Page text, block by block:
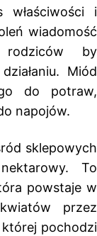
właściwości i
wiadomość
by
Miód
do potraw,
napojów.
sklepowych
To
powstaje w
przez
której pochodzi